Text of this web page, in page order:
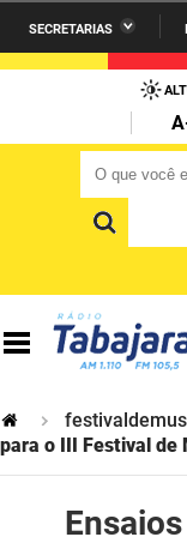
SECRETARIAS
Administração Penitenciária
Agricultura Familiar e
Casa Civil do Governador
Ciência, Tecnologia,
Comunicação Institucional
Controladoria Geral do
Desenvolvimento da
ARPB
Codata
Corpo de Bombeiros
para o III Festival de